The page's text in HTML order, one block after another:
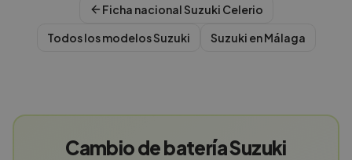
Ficha nacionalSuzuki Celerio
Todos los modelosSuzuki Suzuki enMálaga
Cambio de batería Suzuki